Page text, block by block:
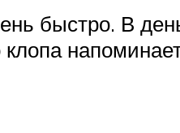
быстро. В